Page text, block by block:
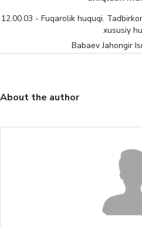
12.00.03 - Fuqarolik huquqi.
About the author